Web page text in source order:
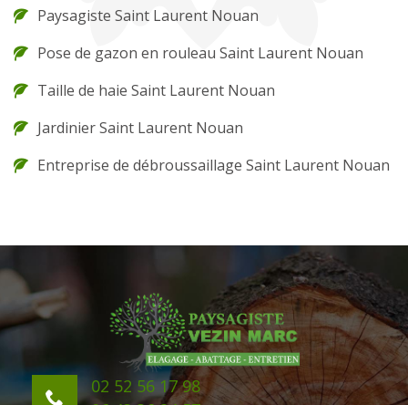
Paysagiste Saint Laurent Nouan
Pose de gazon en rouleau Saint Laurent Nouan
Taille de haie Saint Laurent Nouan
Jardinier Saint Laurent Nouan
Entreprise de débroussaillage Saint Laurent Nouan
02 52 56 17 98